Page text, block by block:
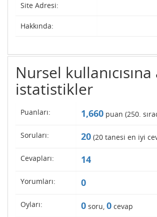
Site Adresi:
Hakkında:
Nursel
istatistikler
Puanları: 1,660 puan (250.
Soruları: 20 (20 tanesi en iyi
Cevapları: 14
Yorumları: 0
Oyları: 0 soru, 0 cevap